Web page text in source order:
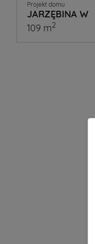
Projekt domu
JARZĘBINA W
109 m2